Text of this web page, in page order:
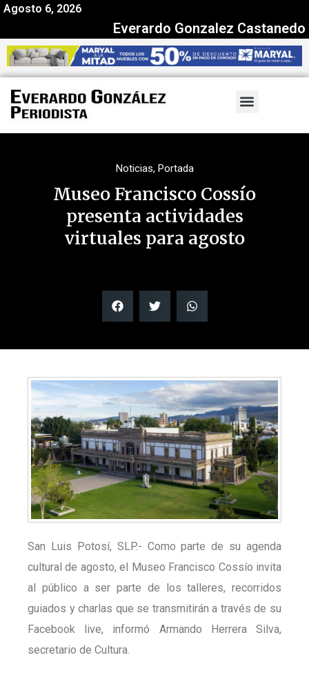
Agosto 6, 2026
Everardo Gonzalez Castanedo
Noticias, Portada
Museo Francisco Cossío
presenta actividades
virtuales para agosto
San Luis Potosí, SLP.- Como parte de su agenda
cultural de agosto, el Museo Francisco Cossío invita
al público a ser parte de los talleres, recorridos
guiados y charlas que se transmitirán a través de su
Facebook live, informó Armando Herrera Silva,
secretario de Cultura.